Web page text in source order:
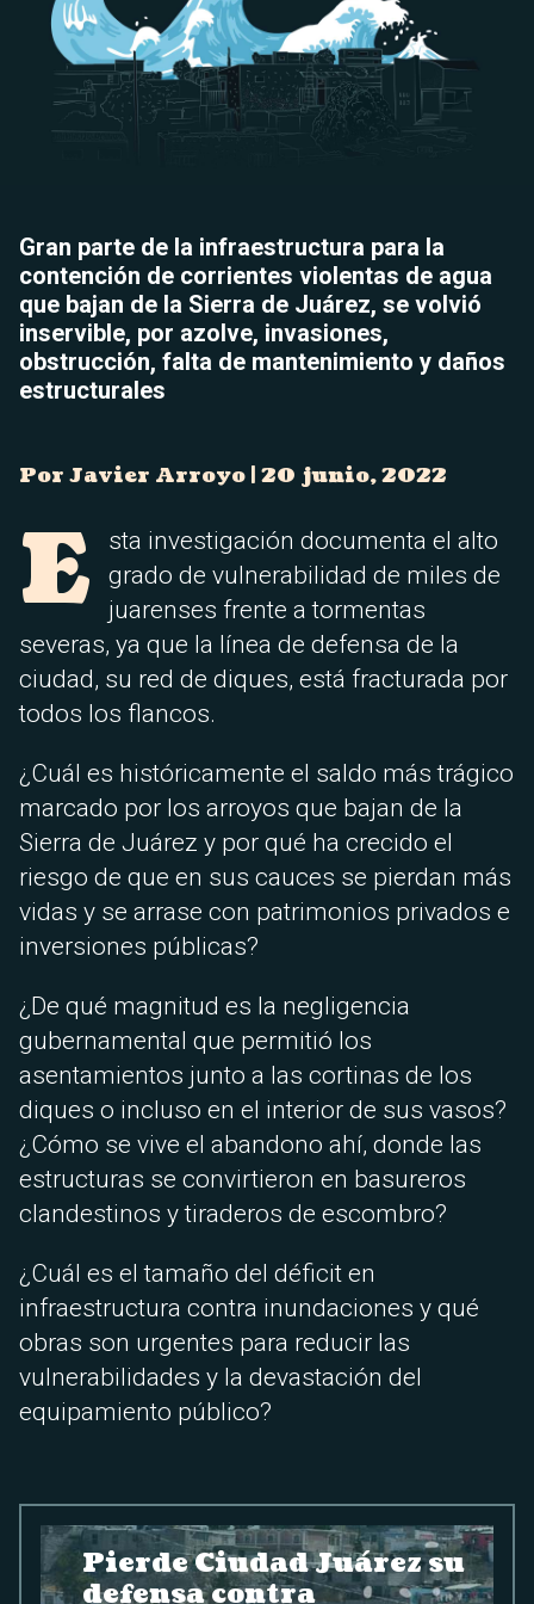
Gran parte de la infraestructura para la
contención de corrientes violentas de agua
que bajan de la Sierra de Juárez, se volvió
inservible, por azolve, invasiones,
obstrucción, falta de mantenimiento y daños
estructurales
Por Javier Arroyo | 20 junio, 2022
E
sta investigación documenta el alto
grado de vulnerabilidad de miles de
juarenses frente a tormentas
severas, ya que la línea de defensa de la
ciudad, su red de diques, está fracturada por
todos los flancos.
¿Cuál es históricamente el saldo más trágico
marcado por los arroyos que bajan de la
Sierra de Juárez y por qué ha crecido el
riesgo de que en sus cauces se pierdan más
vidas y se arrase con patrimonios privados e
inversiones públicas?
¿De qué magnitud es la negligencia
gubernamental que permitió los
asentamientos junto a las cortinas de los
diques o incluso en el interior de sus vasos?
¿Cómo se vive el abandono ahí, donde las
estructuras se convirtieron en basureros
clandestinos y tiraderos de escombro?
¿Cuál es el tamaño del déficit en
infraestructura contra inundaciones y qué
obras son urgentes para reducir las
vulnerabilidades y la devastación del
equipamiento público?
Pierde Ciudad Juárez su
defensa contra